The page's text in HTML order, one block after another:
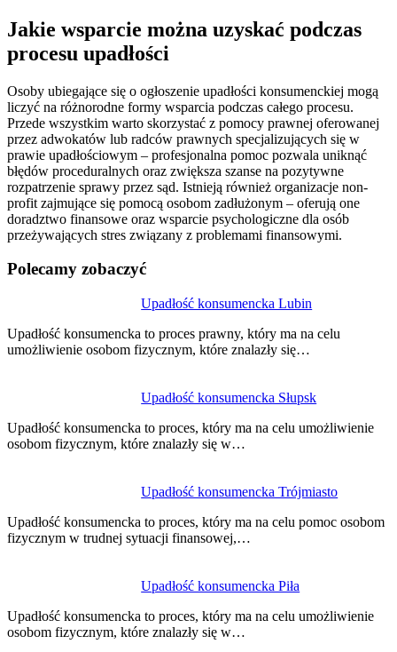
Jakie wsparcie można uzyskać podczas
procesu upadłości
Osoby ubiegające się o ogłoszenie upadłości konsumenckiej mogą
liczyć na różnorodne formy wsparcia podczas całego procesu.
Przede wszystkim warto skorzystać z pomocy prawnej oferowanej
przez adwokatów lub radców prawnych specjalizujących się w
prawie upadłościowym – profesjonalna pomoc pozwala uniknąć
błędów proceduralnych oraz zwiększa szanse na pozytywne
rozpatrzenie sprawy przez sąd. Istnieją również organizacje non-
profit zajmujące się pomocą osobom zadłużonym – oferują one
doradztwo finansowe oraz wsparcie psychologiczne dla osób
przeżywających stres związany z problemami finansowymi.
Polecamy zobaczyć
Upadłość konsumencka Lubin
Upadłość konsumencka to proces prawny, który ma na celu
umożliwienie osobom fizycznym, które znalazły się…
Upadłość konsumencka Słupsk
Upadłość konsumencka to proces, który ma na celu umożliwienie
osobom fizycznym, które znalazły się w…
Upadłość konsumencka Trójmiasto
Upadłość konsumencka to proces, który ma na celu pomoc osobom
fizycznym w trudnej sytuacji finansowej,…
Upadłość konsumencka Piła
Upadłość konsumencka to proces, który ma na celu umożliwienie
osobom fizycznym, które znalazły się w…
wpisu